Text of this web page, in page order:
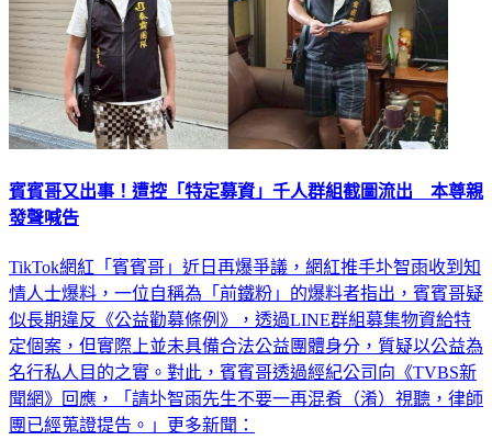
賓賓哥又出事！遭控「特定募資」千人群組截圖流出 本尊親
發聲喊告
TikTok網紅「賓賓哥」近日再爆爭議，網紅推手圤智雨收到知
情人士爆料，一位自稱為「前鐵粉」的爆料者指出，賓賓哥疑
似長期違反《公益勸募條例》，透過LINE群組募集物資給特
定個案，但實際上並未具備合法公益團體身分，質疑以公益為
名行私人目的之實。對此，賓賓哥透過經紀公司向《TVBS新
聞網》回應，「請圤智雨先生不要一再混肴（淆）視聽，律師
團已經蒐證提告。」更多新聞：